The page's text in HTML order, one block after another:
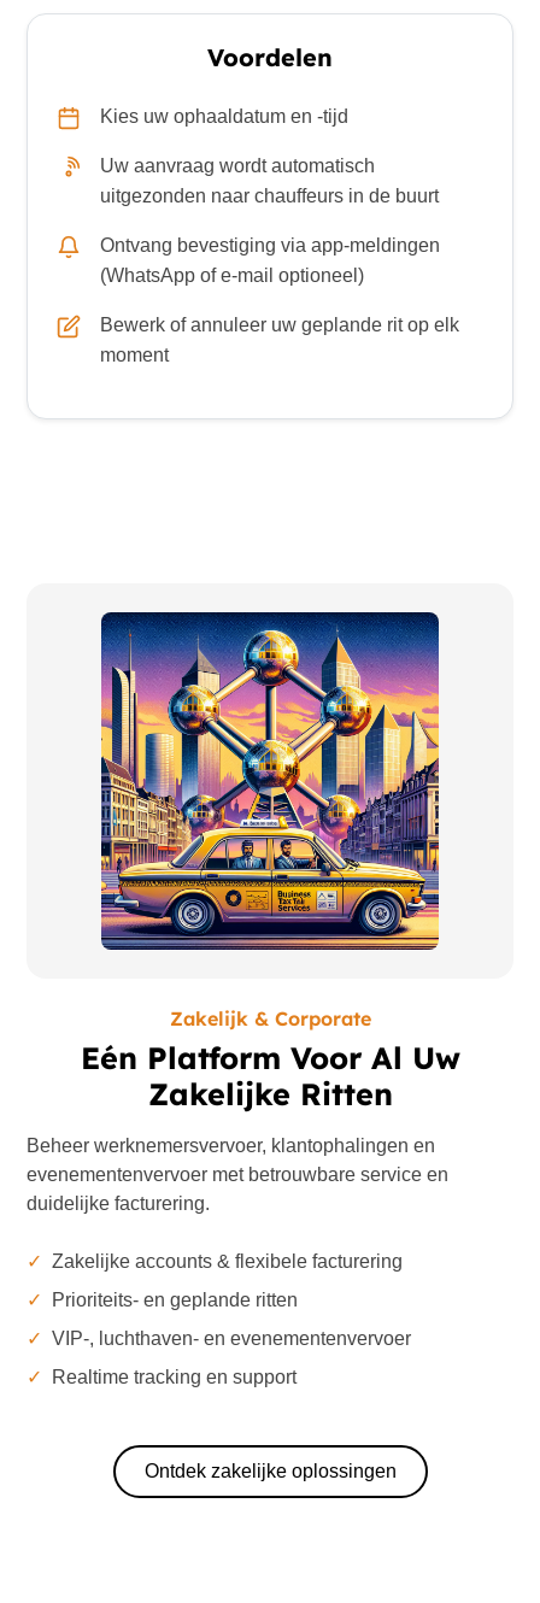
Voordelen
Kies uw ophaaldatum en -tijd
Uw aanvraag wordt automatisch
uitgezonden naar chauffeurs in de buurt
Ontvang bevestiging via app-meldingen
(WhatsApp of e-mail optioneel)
Bewerk of annuleer uw geplande rit op elk
moment
Zakelijk & Corporate
Eén Platform Voor Al Uw
Zakelijke Ritten
Beheer werknemersvervoer, klantophalingen en
evenementenvervoer met betrouwbare service en
duidelijke facturering.
✓
Zakelijke accounts & flexibele facturering
✓
Prioriteits- en geplande ritten
✓
VIP-, luchthaven- en evenementenvervoer
✓
Realtime tracking en support
Ontdek zakelijke oplossingen